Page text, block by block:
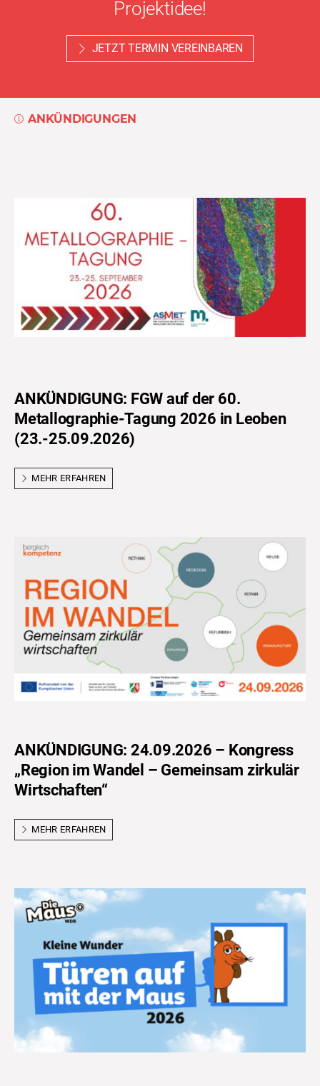
Projektidee!
JETZT TERMIN VEREINBAREN
ANKÜNDIGUNGEN
ANKÜNDIGUNG: FGW auf der 60.
Metallographie-Tagung 2026 in Leoben
(23.-25.09.2026)
MEHR ERFAHREN
ANKÜNDIGUNG: 24.09.2026 – Kongress
„Region im Wandel – Gemeinsam zirkulär
Wirtschaften“
MEHR ERFAHREN